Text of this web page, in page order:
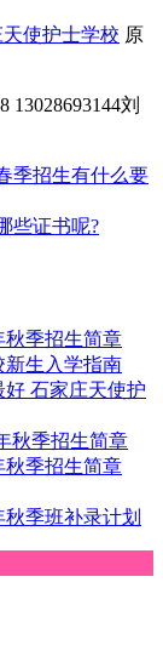
使护士学校 原
刘
季招生有什么要
些证书呢?
秋季招生简章
新生入学指南
石家庄天使护
秋季招生简章
秋季招生简章
季班补录计划